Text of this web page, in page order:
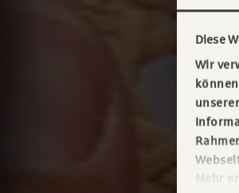
Diese
Wir
Mehr